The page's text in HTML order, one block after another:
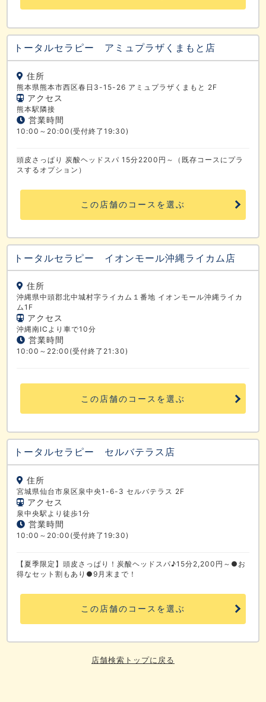
トータルセラピー アミュプラザくまもと店
住所
熊本県熊本市西区春日3-15-26 アミュプラザくまもと 2F
アクセス
熊本駅隣接
営業時間
10:00～20:00(受付終了19:30)
頭皮さっぱり 炭酸ヘッドスパ 15分2200円～（既存コースにプラ
スするオプション）
この店舗のコースを選ぶ
トータルセラピー イオンモール沖縄ライカム店
住所
沖縄県中頭郡北中城村字ライカム１番地 イオンモール沖縄ライカ
ム1F
アクセス
沖縄南ICより車で10分
営業時間
10:00～22:00(受付終了21:30)
この店舗のコースを選ぶ
トータルセラピー セルバテラス店
住所
宮城県仙台市泉区泉中央1-6-3 セルバテラス 2F
アクセス
泉中央駅より徒歩1分
営業時間
10:00～20:00(受付終了19:30)
【夏季限定】頭皮さっぱり！炭酸ヘッドスパ♪15分2,200円～●お
得なセット割もあり●9月末まで！
この店舗のコースを選ぶ
店舗検索トップに戻る